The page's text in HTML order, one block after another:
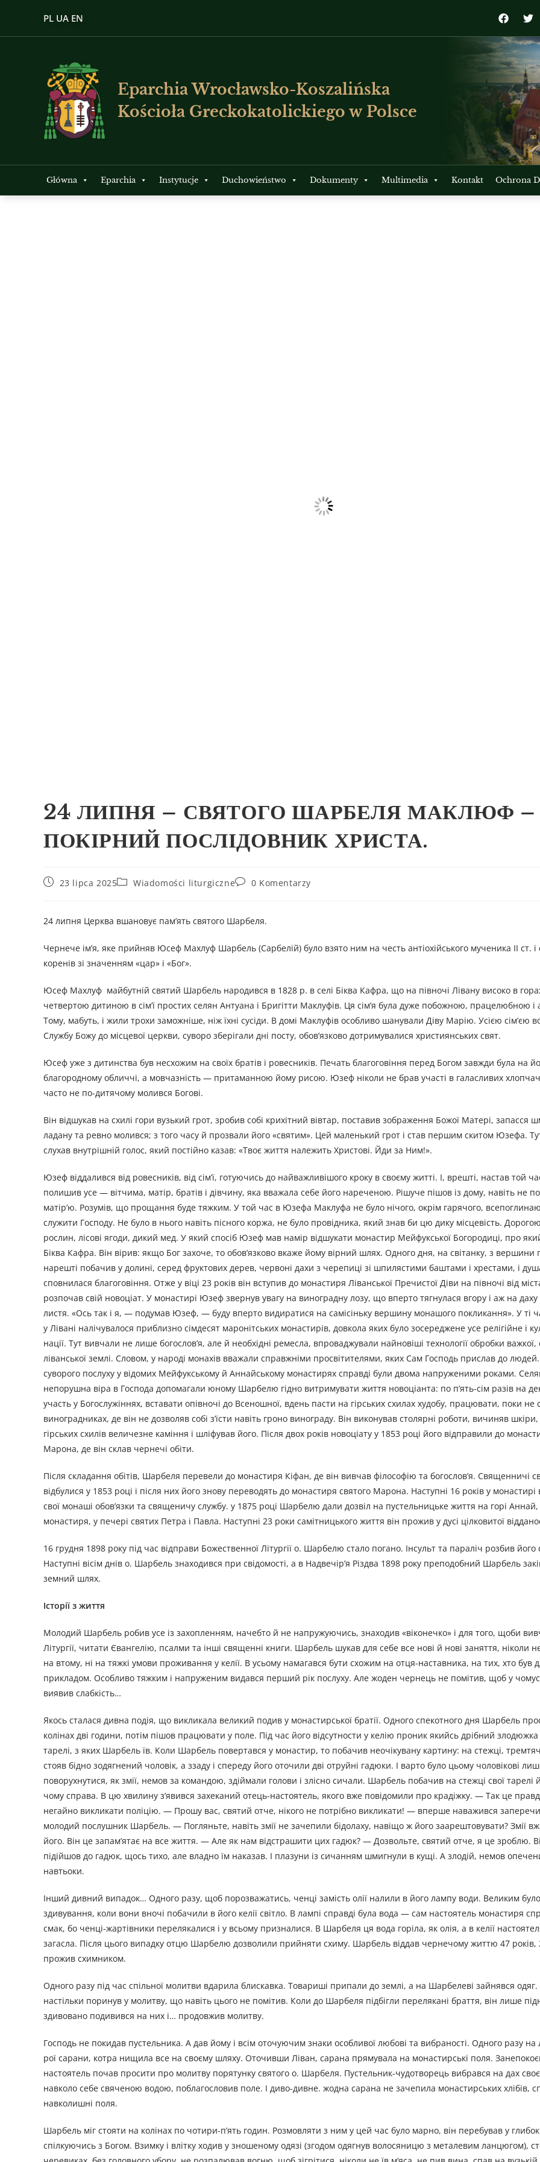
PL UA EN
Eparchia Wrocławsko-Koszalińska
Kościoła Greckokatolickiego w Polsce
Główna Eparchia Instytucje Duchowieństwo Dokumenty Multimedia Kontakt Ochrona
24 ЛИПНЯ – СВЯТОГО ШАРБЕЛЯ МАКЛЮФ –
ПОКІРНИЙ ПОСЛІДОВНИК ХРИСТА.
23 lipca 2025 Wiadomości liturgiczne 0 Komentarzy
24 липня Церква вшановує пам’ять святого Шарбеля.
Чернече ім’я, яке прийняв Юсеф Махлуф Шарбель (Сарбелій) було взято ним на честь антіохійського мученика II ст. і
коренів зі значенням «цар» і «Бог».
Юсеф Махлуф майбутній святий Шарбель народився в 1828 р. в селі Біква Кафра, що на півночі Лівану високо в
четвертою дитиною в сім’ї простих селян Антуана і Бригітти Маклуфів. Ця сім’я була дуже побожною, працелюбною і
Тому, мабуть, і жили трохи заможніше, ніж їхні сусіди. В домі Маклуфів особливо шанували Діву Марію. Усією сім’єю
Службу Божу до місцевої церкви, суворо зберігали дні посту, обов’язково дотримувалися християнських свят.
Юсеф уже з дитинства був несхожим на своїх братів і ровесників. Печать благоговіння перед Богом завжди була на
благородному обличчі, а мовчазність — притаманною йому рисою. Юзеф ніколи не брав участі в галасливих
часто не по-дитячому молився Богові.
Він відшукав на схилі гори вузький грот, зробив собі крихітний вівтар, поставив зображення Божої Матері, запасся
ладану та ревно молився; з того часу й прозвали його «святим». Цей маленький грот і став першим скитом Юзефа.
слухав внутрішній голос, який постійно казав: «Твоє життя належить Христові. Йди за Ним!».
Юзеф віддалився від ровесників, від сім’ї, готуючись до найважливішого кроку в своєму житті. І, врешті, настав той
полишив усе — вітчима, матір, братів і дівчину, яка вважала себе його нареченою. Рішуче пішов із дому, навіть не
матір’ю. Розумів, що прощання буде тяжким. У той час в Юзефа Маклуфа не було нічого, окрім гарячого,
служити Господу. Не було в нього навіть пісного коржа, не було провідника, який знав би цю дику місцевість.
рослин, лісові ягоди, дикий мед. У який спосіб Юзеф мав намір відшукати монастир Мейфукської Богородиці, про
Біква Кафра. Він вірив: якщо Бог захоче, то обов’язково вкаже йому вірний шлях. Одного дня, на світанку, з
нарешті побачив у долині, серед фруктових дерев, червоні дахи з черепиці зі шпилястими баштами і хрестами, і
сповнилася благоговіння. Отже у віці 23 років він вступив до монастиря Ліванської Пречистої Діви на півночі від
розпочав свій новоціат. У монастирі Юзеф звернув увагу на виноградну лозу, що вперто тягнулася вгору і аж на даху
листя. «Ось так і я, — подумав Юзеф, — буду вперто видиратися на самісіньку вершину монашого покликання». У ті
у Лівані налічувалося приблизно сімдесят маронітських монастирів, довкола яких було зосереджене усе релігійне і
нації. Тут вивчали не лише богослов’я, але й необхідні ремесла, впроваджували найновіші технології обробки важкої,
ліванської землі. Словом, у народі монахів вважали справжніми просвітителями, яких Сам Господь прислав до
суворого послуху у відомих Мейфукському й Аннайському монастирях справді були двома напруженими роками.
непорушна віра в Господа допомагали юному Шарбелю гідно витримувати життя новоціанта: по п’ять-сім разів на
участь у Богослужіннях, вставати опівночі до Всеношної, вдень пасти на гірських схилах худобу, працювати, поки не
виноградниках, де він не дозволяв собі з’їсти навіть гроно винограду. Він виконував столярні роботи, вичиняв шкіри,
гірських схилів величезне каміння і шліфував його. Після двох років новоціату у 1853 році його відправили до
Марона, де він склав чернечі обіти.
Після складання обітів, Шарбеля перевели до монастиря Кіфан, де він вивчав філософію та богослов’я. Священничі
відбулися у 1853 році і після них його знову переводять до монастиря святого Марона. Наступні 16 років у монастирі
свої монаші обов’язки та священичу службу. у 1875 році Шарбелю дали дозвіл на пустельницьке життя на горі
монастиря, у печері святих Петра і Павла. Наступні 23 роки самітницького життя він прожив у дусі цілковитої
16 грудня 1898 року під час відправи Божественної Літургії о. Шарбелю стало погано. Інсульт та параліч розбив його
Наступні вісім днів о. Шарбель знаходився при свідомості, а в Надвечір’я Різдва 1898 року преподобний Шарбель
земний шлях.
Історії з життя
Молодий Шарбель робив усе із захопленням, начебто й не напружуючись, знаходив «віконечко» і для того, щоби
Літургії, читати Євангелію, псалми та інші священні книги. Шарбель шукав для себе все нові й нові заняття, ніколи
на втому, ні на тяжкі умови проживання у келії. В усьому намагався бути схожим на отця-наставника, на тих, хто був
прикладом. Особливо тяжким і напруженим видався перший рік послуху. Але жоден чернець не помітив, щоб у
виявив слабкість…
Якось сталася дивна подія, що викликала великий подив у монастирської братії. Одного спекотного дня Шарбель
колінах дві години, потім пішов працювати у поле. Під час його відсутности у келію проник якийсь дрібний злодюжка
тарелі, з яких Шарбель їв. Коли Шарбель повертався у монастир, то побачив неочікувану картину: на стежці,
стояв бідно зодягнений чоловік, а ззаду і спереду його оточили дві отруйні гадюки. І варто було цьому чоловікові
поворухнутися, як змії, немов за командою, здіймали голови і злісно сичали. Шарбель побачив на стежці свої тарелі
чому справа. В цю хвилину з’явився захеканий отець-настоятель, якого вже повідомили про крадіжку. — Так це
негайно викликати поліцію. — Прошу вас, святий отче, нікого не потрібно викликати! — вперше наважився
молодий послушник Шарбель. — Погляньте, навіть змії не зачепили бідолаху, навіщо ж його заарештовувати? Змії
його. Він це запам’ятає на все життя. — Але як нам відстрашити цих гадюк? — Дозвольте, святий отче, я це зроблю.
підійшов до гадюк, щось тихо, але владно їм наказав. І плазуни із сичанням шмигнули в кущі. А злодій, немов
навтьоки.
Інший дивний випадок… Одного разу, щоб порозважатись, ченці замість олії налили в його лампу води. Великим було
здивування, коли вони вночі побачили в його келії світло. В лампі справді була вода — сам настоятель монастиря
смак, бо ченці-жартівники перелякалися і у всьому призналися. В Шарбеля ця вода горіла, як олія, а в келії
загасла. Після цього випадку отцю Шарбелю дозволили прийняти схиму. Шарбель віддав чернечому життю 47 років,
прожив схимником.
Одного разу під час спільної молитви вдарила блискавка. Товариші припали до землі, а на Шарбелеві зайнявся одяг.
настільки поринув у молитву, що навіть цього не помітив. Коли до Шарбеля підбігли перелякані браття, він лише
здивовано подивився на них і… продовжив молитву.
Господь не покидав пустельника. А дав йому і всім оточуючим знаки особливої любові та вибраності. Одного разу на
рої сарани, котра нищила все на своєму шляху. Оточивши Ліван, сарана прямувала на монастирські поля.
настоятель почав просити про молитву порятунку святого о. Шарбеля. Пустельник-чудотворець вибрався на дах
навколо себе свяченою водою, поблагословив поле. І диво-дивне. жодна сарана не зачепила монастирських хлібів,
навколишні поля.
Шарбель міг стояти на колінах по чотири-п’ять годин. Розмовляти з ним у цей час було марно, він перебував у
спілкуючись з Богом. Взимку і влітку ходив у зношеному одязі (згодом одягнув волосяницю з металевим ланцюгом),